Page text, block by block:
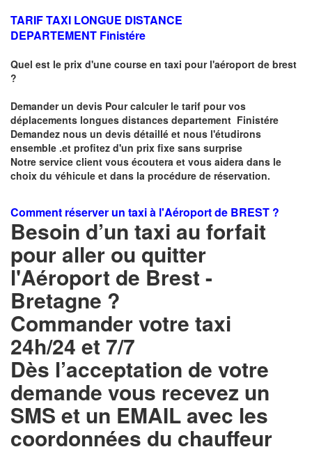
TARIF TAXI LONGUE DISTANCE
DEPARTEMENT Finistére
Quel est le prix d'une course en taxi pour l'aéroport de brest
?
Demander un devis Pour calculer le tarif pour vos
déplacements longues distances departement Finistére
Demandez nous un devis détaillé et nous l'étudirons
ensemble .et profitez d'un prix fixe sans surprise
Notre service client vous écoutera et vous aidera dans le
choix du véhicule et dans la procédure de réservation.
Comment réserver un taxi à l'Aéroport de BREST ?
Besoin d’un taxi au forfait
pour aller ou quitter
l'Aéroport de Brest -
Bretagne ?
Commander votre taxi
24h/24 et 7/7
Dès l’acceptation de votre
demande vous recevez un
SMS et un EMAILavec les
coordonnées du chauffeur